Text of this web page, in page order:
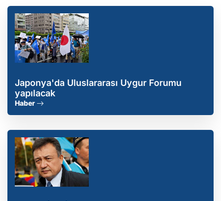
Japonya'da Uluslararası Uygur Forumu
yapılacak
Haber